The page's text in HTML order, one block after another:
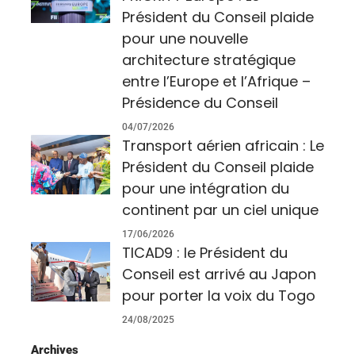
Président du Conseil plaide
pour une nouvelle
architecture stratégique
entre l’Europe et l’Afrique –
Présidence du Conseil
04/07/2026
Transport aérien africain : Le
Président du Conseil plaide
pour une intégration du
continent par un ciel unique
17/06/2026
TICAD9 : le Président du
Conseil est arrivé au Japon
pour porter la voix du Togo
24/08/2025
Archives